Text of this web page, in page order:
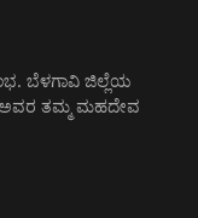
ಬೆಳಗಾವಿ ಜಿಲ್ಲೆಯ
ಅವರ ತಮ್ಮ ಮಹದೇವ